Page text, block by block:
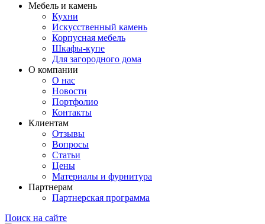
Мебель и камень
Кухни
Искусственный камень
Корпусная мебель
Шкафы-купе
Для загородного дома
О компании
О нас
Новости
Портфолио
Контакты
Клиентам
Отзывы
Вопросы
Статьи
Цены
Материалы и фурнитура
Партнерам
Партнерская программа
Поиск на сайте